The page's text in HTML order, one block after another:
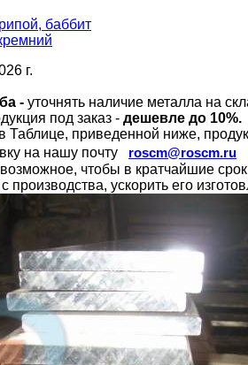
баббит
г.
- уточнять наличие металла на
под заказ - дешевле до 10%.
приведенной ниже,
на нашу почту
roscm@roscm.ru
чтобы в кратчайшие
с производства, ускорить его